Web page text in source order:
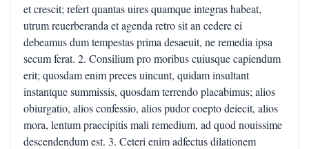
et crescit; refert quantas uires quamque integras habeat,
utrum reuerberanda et agenda retro sit an cedere ei
debeamus dum tempestas prima desaeuit, ne remedia ipsa
secum ferat. 2. Consilium pro moribus cuiusque capiendum
erit; quosdam enim preces uincunt, quidam insultant
instantque summissis, quosdam terrendo placabimus; alios
obiurgatio, alios confessio, alios pudor coepto deiecit, alios
mora, lentum praecipitis mali remedium, ad quod nouissime
descendendum est. 3. Ceteri enim adfectus dilationem